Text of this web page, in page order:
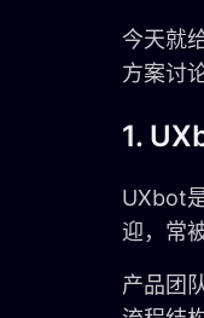
今天就
方案讨
1.
UXbot
迎，常
产品团